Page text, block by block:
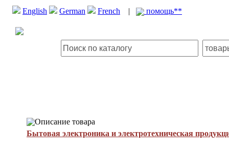
English German French | помощь**
Описание товара
Бытовая электроника и электротехническая